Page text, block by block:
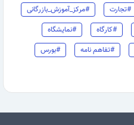
#تجارت
#مرکز_آموزش_بازرگانی
#کارگاه
#نمایشگاه
#تفاهم نامه
#بورس